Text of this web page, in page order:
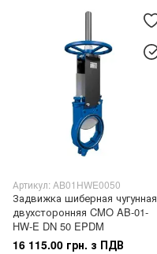
Артикул: AB01HWE0050
Задвижка шиберная чугунная
двухсторонняя CMO AB-01-
HW-E DN 50 EPDM
16 115.00 грн. з ПДВ